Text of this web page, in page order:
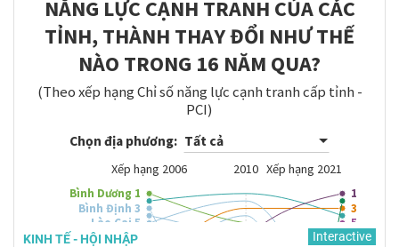
KINH TẾ - HỘI NHẬP Interactive